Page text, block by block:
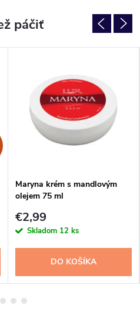
Maryna krém s mandlovým
olejem 75 ml
€2,99
Skladom 12 ks
DO KOŠÍKA